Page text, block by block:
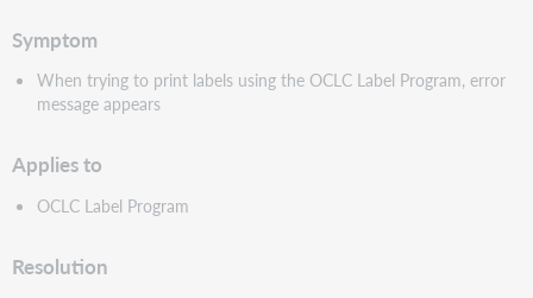
Symptom
When trying to print labels using the OCLC Label Program, error
message appears
Applies to
OCLC Label Program
Resolution